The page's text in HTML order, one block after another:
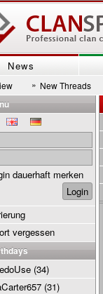
News
» New Threads
dauerhaft merken
vergessen
(34)
(31)